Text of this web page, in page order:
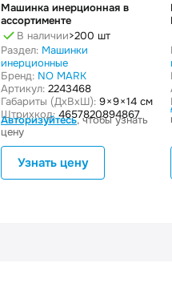
Машинка инерционная в
ассортименте
В наличии>200 шт
Раздел: Машинки
инерционные
Бренд: NO MARK
Артикул: 2243468
Габариты (ДxВxШ): 9 × 9 × 14 см
Штрихкод: 4657820894867
Авторизуйтесь, чтобы узнать
цену
Узнать цену